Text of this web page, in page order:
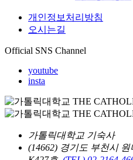
개인정보처리방침
오시는길
Official SNS Channel
youtube
insta
가톨릭대학교 기숙사
(14662) 경기도 부천시